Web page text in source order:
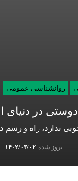
روانشناسی عمومی
در دنیای
ندارد، راه و رسم
بروز شده ۱۴۰۲/۰۳/۰۲